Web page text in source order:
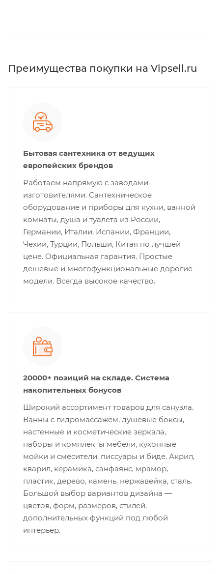
Преимущества покупки на Vipsell.ru
Бытовая сантехника от ведущих
европейских брендов
Работаем напрямую с заводами-
изготовителями. Сантехническое
оборудование и приборы для кухни, ванной
комнаты, душа и туалета из России,
Германии, Италии, Испании, Франции,
Чехии, Турции, Польши, Китая по лучшей
цене. Официальная гарантия. Простые
дешевые и многофункциональные дорогие
модели. Всегда высокое качество.
20000+ позиций на складе. Система
накопительных бонусов
Широкий ассортимент товаров для санузла.
Ванны с гидромассажем, душевые боксы,
настенные и косметические зеркала,
наборы и комплекты мебели, кухонные
мойки и смесители, писсуары и биде. Акрил,
кварил, керамика, санфаянс, мрамор,
пластик, дерево, камень, нержавейка, сталь.
Большой выбор вариантов дизайна —
цветов, форм, размеров, стилей,
дополнительных функций под любой
интерьер.